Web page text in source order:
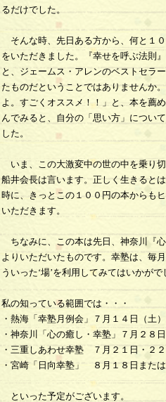
るだけでした。
そんな時、先日ある方から、何と１
をいただきました。『幸せを呼ぶ法則
と、ジェームス・アレンのベストセラ
たものだということではありませんか
よ。すごくオススメ！！」と、本を薦
んでみると、自分の「思い方」につい
した。
いま、この大激変中の世の中を乗り
船井会長は言います。正しく生きると
時に、きっとこの１００円の本からも
いただきます。
ちなみに、この本は先日、神奈川『
よりいただいたものです。幸塾は、毎
ういった‘場’を利用してみてはいかがで
私の知っている範囲では・・・
・熱海「幸塾月例会」７月１４日（
・神奈川「心の癒し・幸塾」７月２
・三重しあわせ幸塾 ７月２１日・２
・宮崎「日向幸塾」 ８月１８日また
といった予定がございます。